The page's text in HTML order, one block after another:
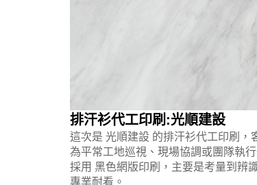
排汗衫代工印刷:光順建設
這次是 光順建設 的排汗衫代工印刷，
為平常工地巡視、現場協調或團隊執
採用 黑色網版印刷，主要是考量到辨
專業耐看。